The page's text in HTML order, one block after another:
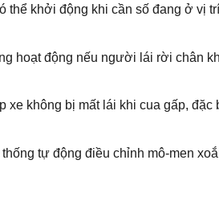
thể khởi động khi cần số đang ở vị
hoạt động nếu người lái rời chân
xe không bị mất lái khi cua gấp, đặc
tự động điều chỉnh mô-men